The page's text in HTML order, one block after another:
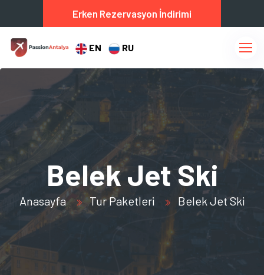
Erken Rezervasyon İndirimi
EN RU
Belek Jet Ski
Anasayfa Tur Paketleri Belek Jet Ski